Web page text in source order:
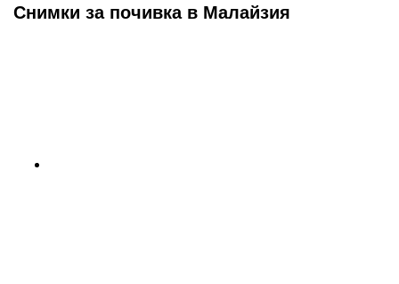
Снимки за почивка в Малайзия